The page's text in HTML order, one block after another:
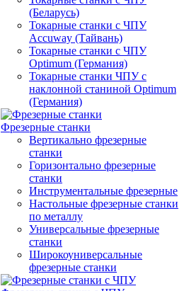
(Беларусь)
Токарные станки с ЧПУ
Accuway (Тайвань)
Токарные станки с ЧПУ
Optimum (Германия)
Токарные станки ЧПУ с
наклонной станиной Optimum
(Германия)
Фрезерные станки
Вертикально фрезерные
станки
Горизонтально фрезерные
станки
Инструментальные фрезерные
Настольные фрезерные станки
по металлу
Универсальные фрезерные
станки
Широкоуниверсальные
фрезерные станки